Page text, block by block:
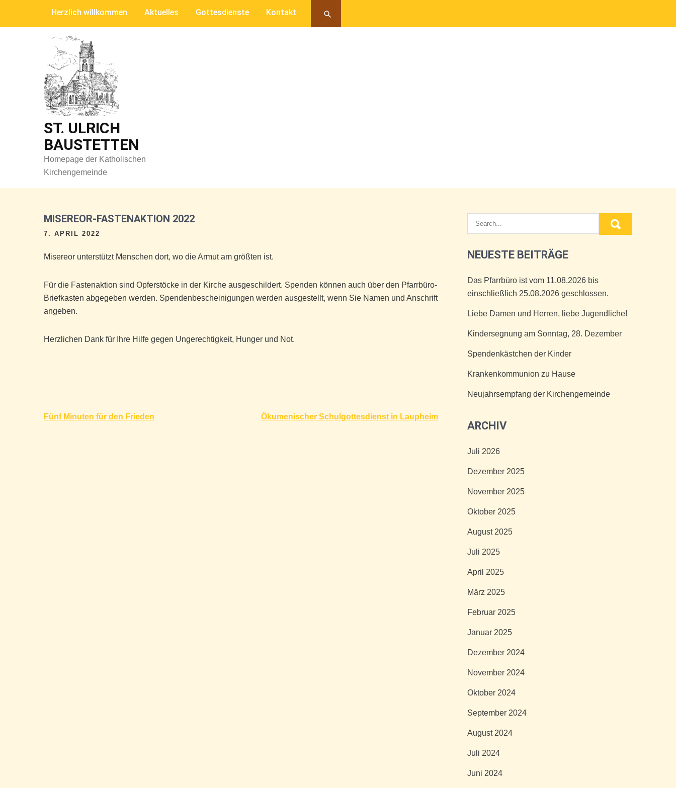
Herzlich willkommen Aktuelles Gottesdienste Kontakt
ST. ULRICH
BAUSTETTEN
Homepage der Katholischen
Kirchengemeinde
MISEREOR-FASTENAKTION 2022
7. APRIL 2022
Misereor unterstützt Menschen dort, wo die Armut am größten ist.
Für die Fastenaktion sind Opferstöcke in der Kirche ausgeschildert. Spenden können auch über den Pfarrbüro-
Briefkasten abgegeben werden. Spendenbescheinigungen werden ausgestellt, wenn Sie Namen und Anschrift
angeben.
Herzlichen Dank für Ihre Hilfe gegen Ungerechtigkeit, Hunger und Not.
Beitragsnavigation
Fünf Minuten für den Frieden Ökumenischer Schulgottesdienst in Laupheim
NEUESTE BEITRÄGE
Das Pfarrbüro ist vom 11.08.2026 bis
einschließlich 25.08.2026 geschlossen.
Liebe Damen und Herren, liebe Jugendliche!
Kindersegnung am Sonntag, 28. Dezember
Spendenkästchen der Kinder
Krankenkommunion zu Hause
Neujahrsempfang der Kirchengemeinde
ARCHIV
Juli 2026
Dezember 2025
November 2025
Oktober 2025
August 2025
Juli 2025
April 2025
März 2025
Februar 2025
Januar 2025
Dezember 2024
November 2024
Oktober 2024
September 2024
August 2024
Juli 2024
Juni 2024